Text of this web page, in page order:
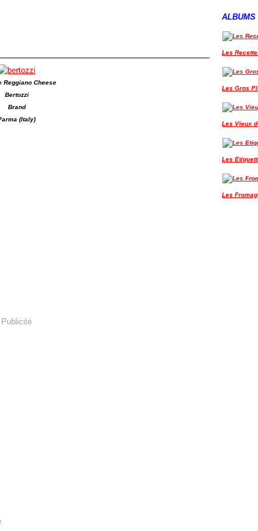
Reggiano Cheese
Bertozzi
Brand
(Italy)
Publicité
ALBUMS
Les
Les Gros
Les Vieux
Les
Les